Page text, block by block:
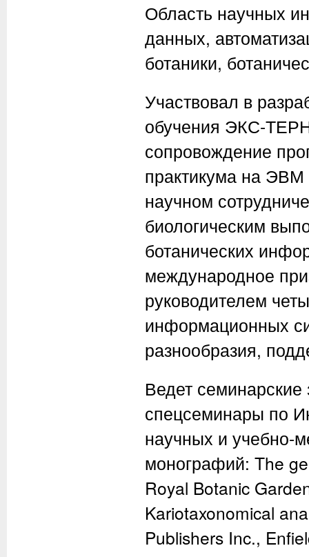
Область научных
данных,
ботаники,
Участвовал в
обучения ЭКС-
сопровождение
практикума на
научном
биологическим
ботанических
международное
руководителем
информационных
разнообразия,
Ведет
спецсеминары по
научных и учебно-
монографий: The
Royal Botanic
Kariotaxonomical
Publishers Inc.,